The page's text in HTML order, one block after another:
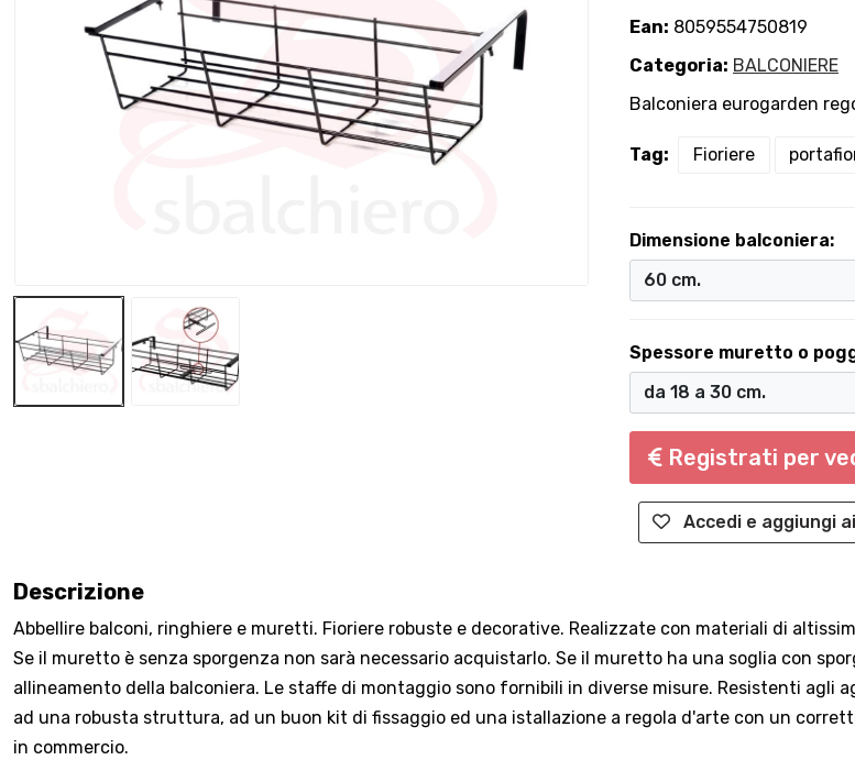
Ean: 8059554750819
Categoria: BALCONIERE
Balconiera eurogarden
Tag: Fioriere
Dimensione balconiera:
Spessore muretto o
Registrati per
Accedi e aggiungi
Descrizione
Abbellire balconi, ringhiere e muretti. Fioriere robuste e decorative. Realizzate con materiali di
Se il muretto è senza sporgenza non sarà necessario acquistarlo. Se il muretto ha una soglia con
allineamento della balconiera. Le staffe di montaggio sono fornibili in diverse misure. Resistenti
ad una robusta struttura, ad un buon kit di fissaggio ed una istallazione a regola d'arte con un
in commercio.